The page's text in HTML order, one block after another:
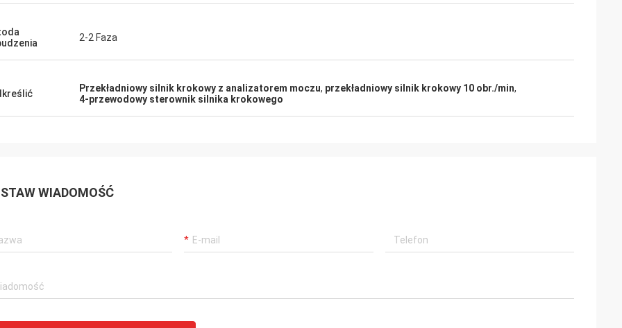
2-2 Faza
Przekładniowy silnik krokowy z analizatorem moczu, przekładniowy silnik krokowy 10 obr./min,
4-przewodowy sterownik silnika krokowego
WIADOMOŚĆ